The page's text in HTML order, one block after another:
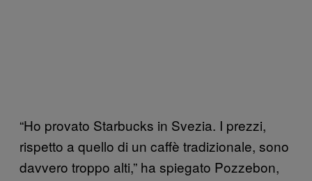
“Ho provato Starbucks in Svezia. I prezzi,
rispetto a quello di un caffè tradizionale, sono
davvero troppo alti,” ha spiegato Pozzebon,